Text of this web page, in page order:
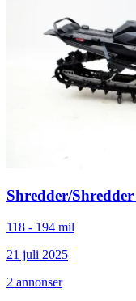
Shredder/
118 - 194 mil
21 juli 2025
2 annonser